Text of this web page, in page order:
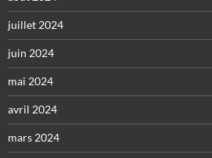
juillet 2024
juin 2024
mai 2024
avril 2024
mars 2024